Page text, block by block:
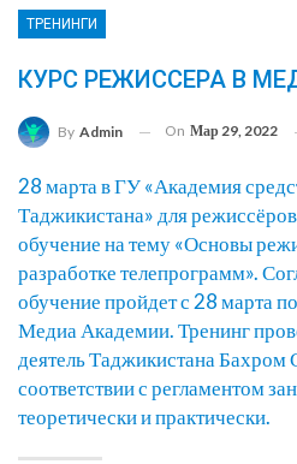
ТРЕНИНГИ
КУРС РЕЖИССЕРА В
By Admin On Мар 29, 2022
28 марта в ГУ «Академия
Таджикистана» для
обучение на тему «Основы
разработке телепрограмм».
обучение пройдет с 28 марта
Медиа Академии. Тренинг
деятель Таджикистана
соответствии с регламентом
теоретически и практически.